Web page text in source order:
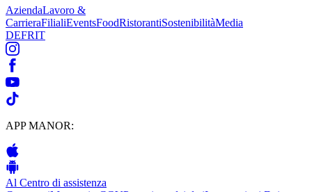
AziendaLavoro &
CarrieraFilialiEventsFoodRistorantiSostenibilitàMedia
DEFRIT
APP MANOR:
Al Centro di assistenza